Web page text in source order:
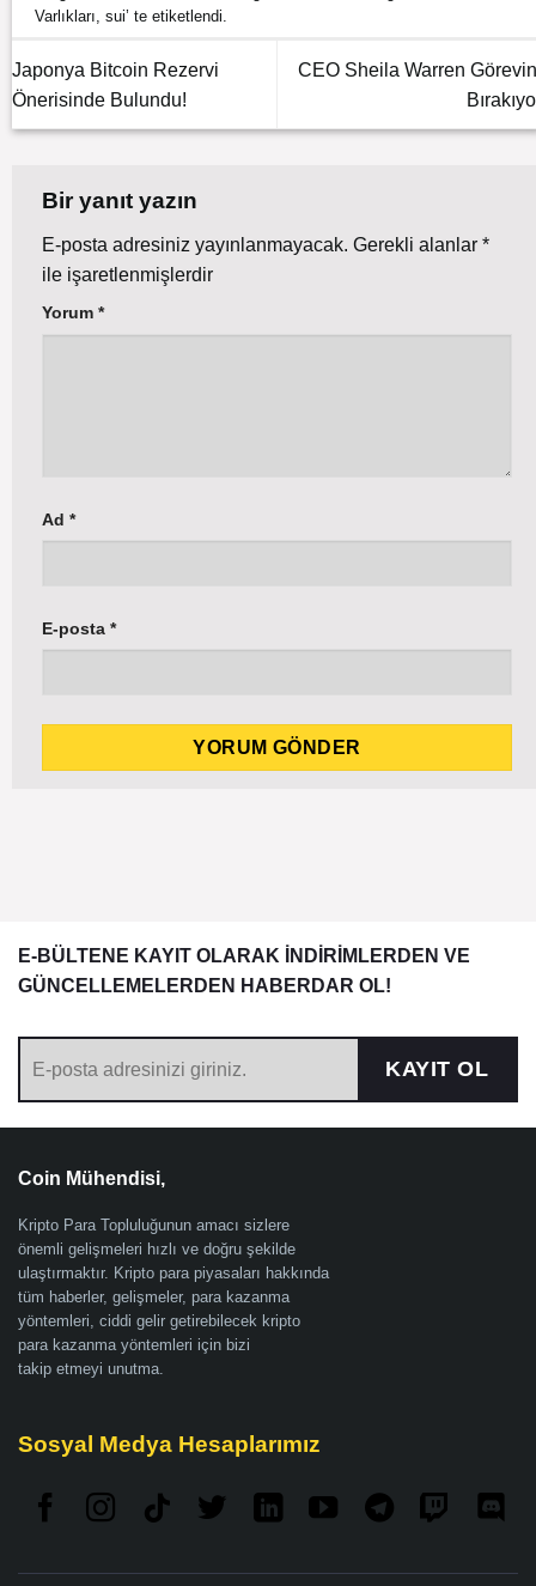
Varlıkları ,sui’ te etiketlendi.
Japonya Bitcoin Rezervi
Önerisinde Bulundu!
CEO Sheila Warren
Bir yanıt yazın
E-posta adresiniz yayınlanmayacak. Gerekli alanlar *
ile işaretlenmişlerdir
Yorum *
Ad *
E-posta *
E-BÜLTENE KAYIT OLARAK İNDİRİMLERDEN VE
GÜNCELLEMELERDEN HABERDAR OL!
KAYIT OL
Coin Mühendisi,
Kripto Para Topluluğunun amacı sizlere
önemli gelişmeleri hızlı ve doğru şekilde
ulaştırmaktır. Kripto para piyasaları hakkında
tüm haberler, gelişmeler, para kazanma
yöntemleri, ciddi gelir getirebilecek kripto
para kazanma yöntemleri için bizi
takip etmeyi unutma.
Sosyal Medya Hesaplarımız